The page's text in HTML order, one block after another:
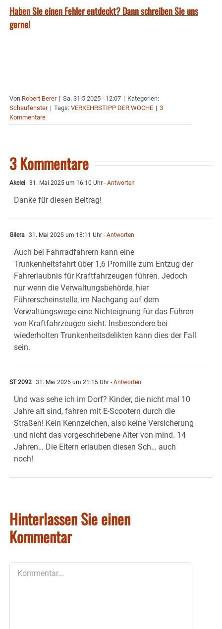
Haben Sie einen Fehler entdeckt? Dann schreiben Sie uns
gerne!
Von Robert Berer | Sa. 31.5.2025 - 12:07 | Kategorien:
Schaufenster | Tags: VERKEHRSTIPP DER WOCHE | 3
Kommentare
3 Kommentare
Akelei 31. Mai 2025 um 16:10 Uhr - Antworten
Danke für diesen Beitrag!
Gilera 31. Mai 2025 um 18:11 Uhr - Antworten
Auch bei Fahrradfahrern kann eine
Trunkenheitsfahrt über 1,6 Promille zum Entzug der
Fahrerlaubnis für Kraftfahrzeugen führen. Jedoch
nur wenn die Verwaltungsbehörde, hier
Führerscheinstelle, im Nachgang auf dem
Verwaltungswege eine Nichteignung für das Führen
von Kraftfahrzeugen sieht. Insbesondere bei
wiederholten Trunkenheitsdelikten kann dies der Fall
sein.
ST 2092 31. Mai 2025 um 21:15 Uhr - Antworten
Und was sehe ich im Dorf? Kinder, die nicht mal 10
Jahre alt sind, fahren mit E-Scootern durch die
Straßen! Kein Kennzeichen, also keine Versicherung
und nicht das vorgeschriebene Alter von mind. 14
Jahren… Die Eltern erlauben diesen Sch… auch
noch!
Hinterlassen Sie einen
Kommentar